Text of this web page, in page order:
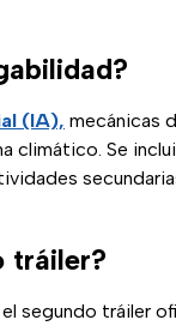
(IA), mecánicas
climático. Se
tráiler?
segundo tráiler